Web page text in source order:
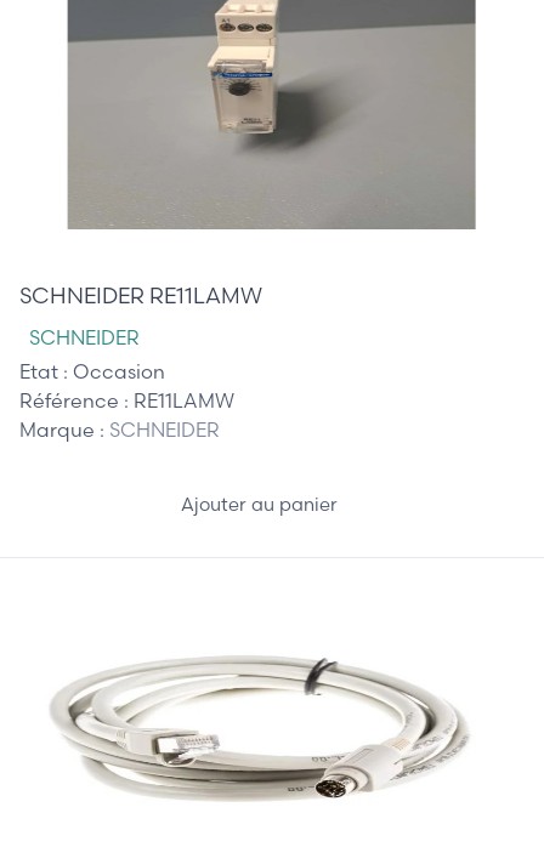
SCHNEIDER RE11LAMW
SCHNEIDER
Etat : Occasion
Référence : RE11LAMW
Marque : SCHNEIDER
Ajouter au panier